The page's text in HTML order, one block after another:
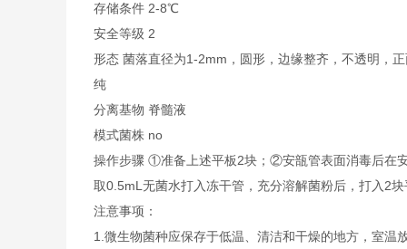
存储条件 2-8℃
安全等级 2
形态 菌落直径为1-2mm，圆形，边缘整齐，不透明，
纯
分离基物 脊髓液
模式菌株 no
操作步骤 ①准备上述平板2块；②安瓿管表面消毒后在
取0.5mL无菌水打入冻干管，充分溶解菌粉后，打入2
注意事项：
1.微生物菌种应保存于低温、清洁和干燥的地方，室温